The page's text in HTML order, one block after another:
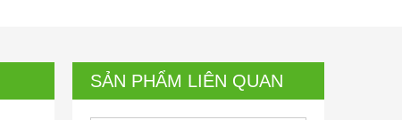
SẢN PHẨM LIÊN QUAN